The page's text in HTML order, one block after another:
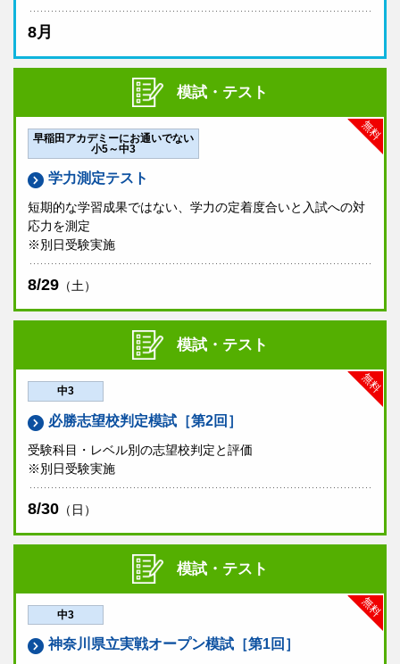
8月
模試・テスト
無料
早稲田アカデミーにお通いでない
小5～中3
学力測定テスト
短期的な学習成果ではない、学力の定着度合いと入試への対
応力を測定
※別日受験実施
8/29 （土）
模試・テスト
無料
中3
必勝志望校判定模試［第2回］
受験科目・レベル別の志望校判定と評価
※別日受験実施
8/30 （日）
模試・テスト
無料
中3
神奈川県立実戦オープン模試［第1回］